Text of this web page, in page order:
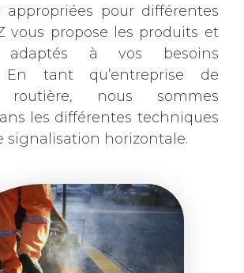
appropriées pour différentes
vous propose les produits et
adaptés à vos besoins
En tant qu’entreprise de
routière, nous sommes
les différentes techniques
signalisation horizontale.